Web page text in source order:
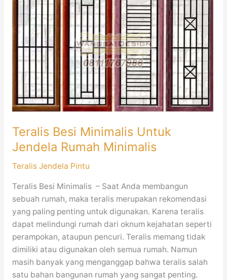
Teralis Besi Minimalis Untuk
Jendela Rumah Minimalis
Teralis Jendela Pintu
Teralis Besi Minimalis – Saat Anda membangun
sebuah rumah, maka teralis merupakan rekomendasi
yang paling penting untuk digunakan. Karena teralis
dapat melindungi rumah dari oknum kejahatan seperti
perampokan, ataupun pencuri. Teralis memang tidak
dimiliki atau digunakan oleh semua rumah. Namun
masih banyak yang menganggap bahwa teralis salah
satu bahan bangunan rumah yang sangat penting.
Besi
Minimalis
Untuk
Jendela
Rumah
Minimalis